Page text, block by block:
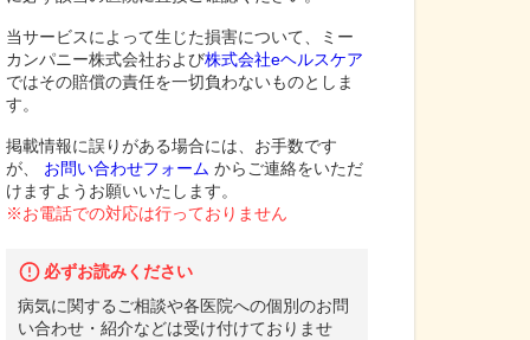
当サービスによって生じた損害について、ミー
カンパニー株式会社および株式会社eヘルスケア
ではその賠償の責任を一切負わないものとしま
す。
掲載情報に誤りがある場合には、お手数です
が、
お問い合わせフォーム からご連絡をいただ
けますようお願いいたします。
※お電話での対応は行っておりません
必ずお読みください
病気に関するご相談や各医院への個別のお問
い合わせ・紹介などは受け付けておりませ